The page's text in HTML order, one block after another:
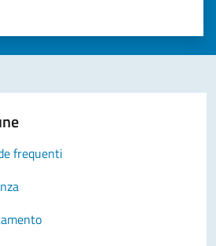
(da 1 a 5 stelle)
stelle per valutare la chiarezza delle
5 stelle su 5
su 5
su 5
5
frequenti